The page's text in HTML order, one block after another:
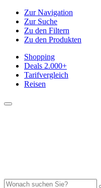
Zur Navigation
Zur Suche
Zu den Filtern
Zu den Produkten
Shopping
Deals 2.000+
Tarifvergleich
Reisen